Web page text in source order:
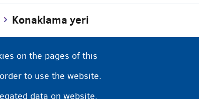
Konaklama yeri
Korona virüsü
on the pages of this
to use the website.
data on website.